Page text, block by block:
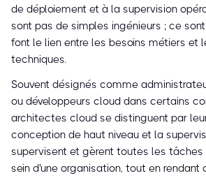
de déploiement et à la supervision
sont pas de simples ingénieurs ; ce
font le lien entre les besoins métiers et
techniques.
Souvent désignés comme
ou développeurs cloud dans certains
architectes cloud se distinguent par
conception de haut niveau et la
supervisent et gèrent toutes les tâches
sein d'une organisation, tout en rendant